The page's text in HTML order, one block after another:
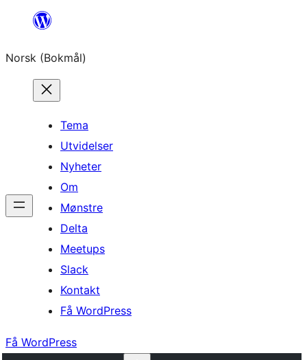
Hopp
innhold
Norsk (Bokmål)
Tema
Utvidelser
Nyheter
Om
Mønstre
Delta
Meetups
Slack
Kontakt
Få WordPress
Få WordPress